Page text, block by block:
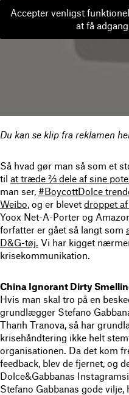
Accepter venligst
at få
Du kan se klip fra reklamen
Så hvad gør man så som et
til at træde ⅔ dele af sine
man ser, #BoycottDolce
Weibo, og er blevet droppet
Yoox Net-A-Porter og
forfatter er gået så langt som
D&G-tøj. Vi har kigget
krisekommunikation.
China Ignorant Dirty
Hvis man skal tro på en
grundlægger Stefano
Thanh Tranova, så har
krisehåndtering ikke helt
organisationen. Da det kom
feedback, blev de fjernet, og
Dolce&Gabbanas
Stefano Gabbanas gode